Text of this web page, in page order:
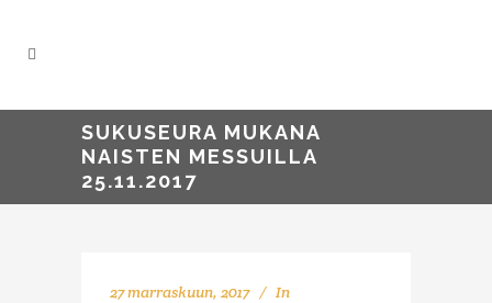
SUKUSEURA MUKANA
NAISTEN MESSUILLA
25.11.2017
27 marraskuun, 2017
In